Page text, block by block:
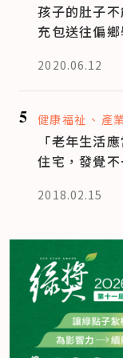
孩子的肚子
充包送往偏
2020.06.12
5 健康福祉 產
「老年生活
住宅，發覺
2018.02.15